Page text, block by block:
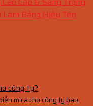
Bảng Hiệu Tên
công ty?
mica cho công ty bao